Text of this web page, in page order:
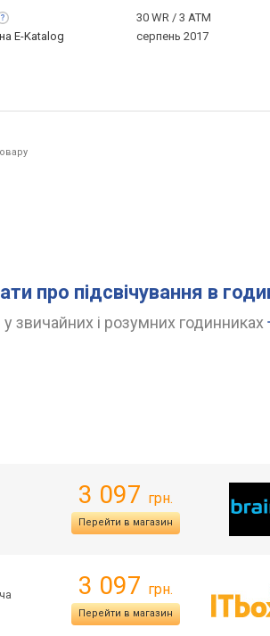
30 WR / 3 ATM
E-Katalog
серпень 2017
про підсвічування в
звичайних і розумних годинниках
3 097 грн.
Перейти в магазин
3 097 грн.
Перейти в магазин